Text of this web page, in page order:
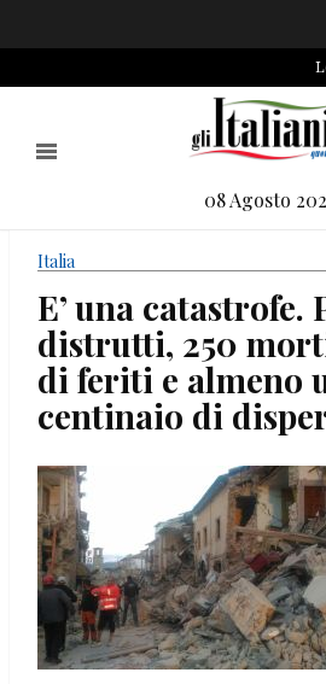
08 Agosto
Italia
E’ una catastrofe.
distrutti, 250
di feriti e almeno
centinaio di